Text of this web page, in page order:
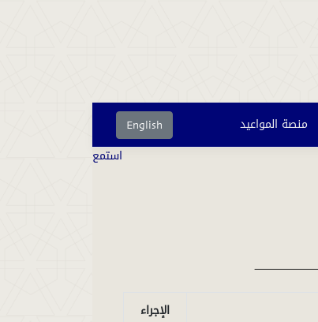
منصة المواعيد
English
استمع
الإجراء